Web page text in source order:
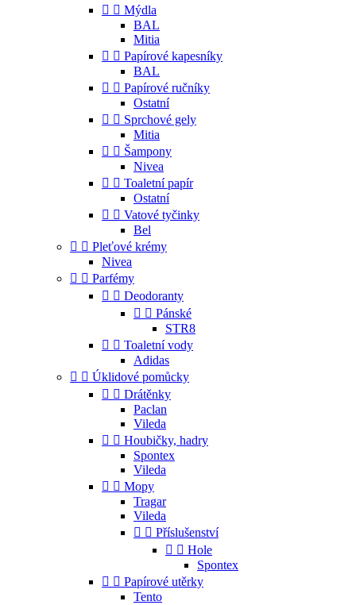
  Mýdla
BAL
Mitia
  Papírové kapesníky
BAL
  Papírové ručníky
Ostatní
  Sprchové gely
Mitia
  Šampony
Nivea
  Toaletní papír
Ostatní
  Vatové tyčinky
Bel
  Pleťové krémy
Nivea
  Parfémy
  Deodoranty
  Pánské
STR8
  Toaletní vody
Adidas
  Úklidové pomůcky
  Drátěnky
Paclan
Vileda
  Houbičky, hadry
Spontex
Vileda
  Mopy
Tragar
Vileda
  Příslušenství
  Hole
Spontex
  Papírové utěrky
Tento